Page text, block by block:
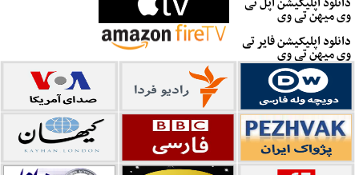
وی میهن تی وی
دانلود اپلیکیشن فایر تی
وی میهن تی وی